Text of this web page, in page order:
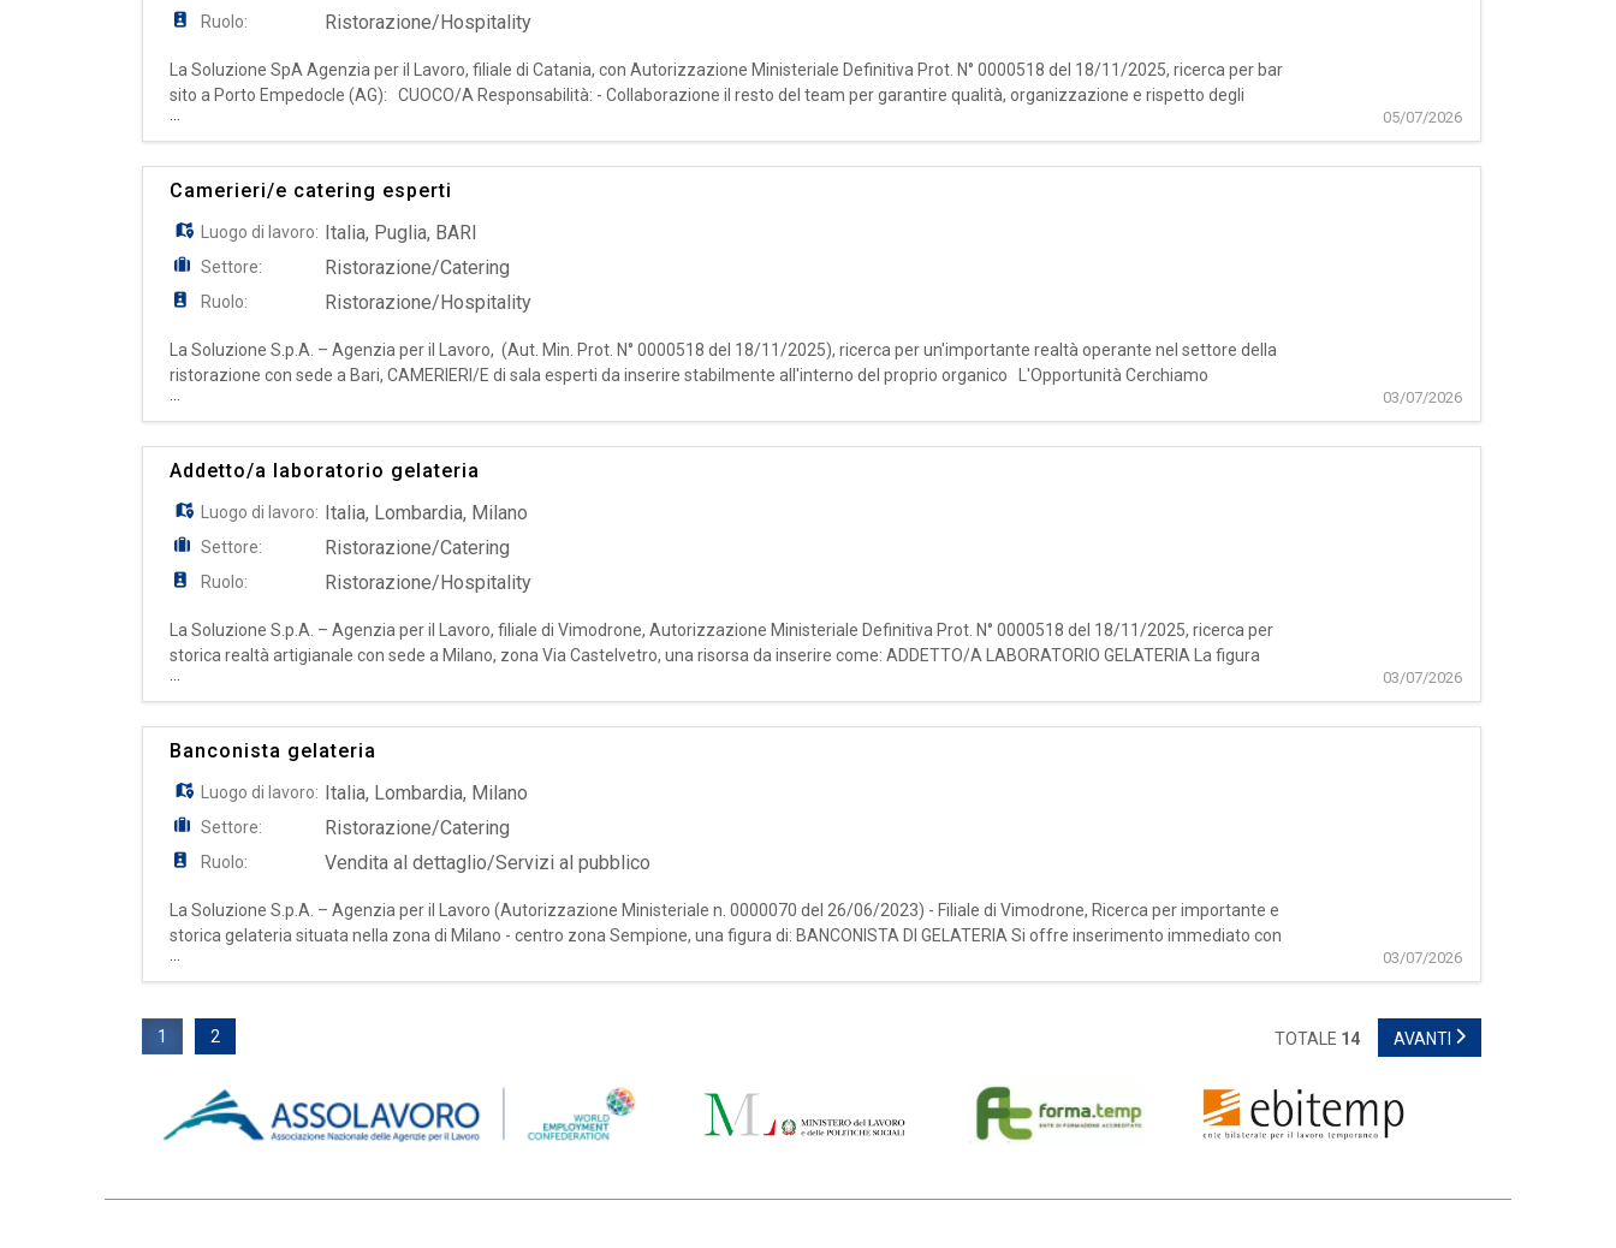
Ruolo: Ristorazione/Hospitality
La Soluzione SpA Agenzia per il Lavoro, filiale di Catania, con Autorizzazione Ministeriale Definitiva Prot. N° 0000518 del 18/11/2025, ricerca per bar
sito a Porto Empedocle (AG): CUOCO/A Responsabilità: - Collaborazione il resto del team per garantire qualità, organizzazione e rispetto degli
standard del bar; - Ottima capacità di preparazio
05/07/2026
Camerieri/e catering esperti
Luogo di lavoro: Italia, Puglia, BARI
Settore: Ristorazione/Catering
Ruolo: Ristorazione/Hospitality
La Soluzione S.p.A. – Agenzia per il Lavoro, (Aut. Min. Prot. N° 0000518 del 18/11/2025), ricerca per un'importante realtà operante nel settore della
ristorazione con sede a Bari, CAMERIERI/E di sala esperti da inserire stabilmente all'interno del proprio organico L'Opportunità Cerchiamo
professionisti della sala, dinamici e orientati al clie
03/07/2026
Addetto/a laboratorio gelateria
Luogo di lavoro: Italia, Lombardia, Milano
Settore: Ristorazione/Catering
Ruolo: Ristorazione/Hospitality
La Soluzione S.p.A. – Agenzia per il Lavoro, filiale di Vimodrone, Autorizzazione Ministeriale Definitiva Prot. N° 0000518 del 18/11/2025, ricerca per
storica realtà artigianale con sede a Milano, zona Via Castelvetro, una risorsa da inserire come: ADDETTO/A LABORATORIO GELATERIA La figura
sarà inserita all'interno del laboratorio di produzione e
03/07/2026
Banconista gelateria
Luogo di lavoro: Italia, Lombardia, Milano
Settore: Ristorazione/Catering
Ruolo: Vendita al dettaglio/Servizi al pubblico
La Soluzione S.p.A. – Agenzia per il Lavoro (Autorizzazione Ministeriale n. 0000070 del 26/06/2023) - Filiale di Vimodrone, Ricerca per importante e
storica gelateria situata nella zona di Milano - centro zona Sempione, una figura di: BANCONISTA DI GELATERIA Si offre inserimento immediato con
contratto a tempo determinato finalizzato all'assunzi
03/07/2026
1 2 AVANTI
TOTALE 14